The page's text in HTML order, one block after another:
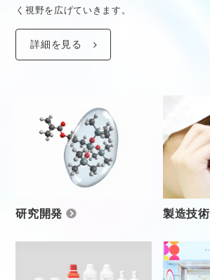
く視野を広げていきます。
詳細を見る
研究開発 製造技術